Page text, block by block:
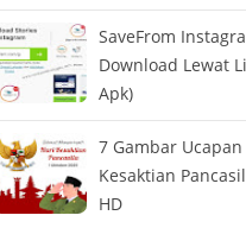
SaveFrom
Download Lewat
Apk)
7 Gambar
Kesaktian
HD